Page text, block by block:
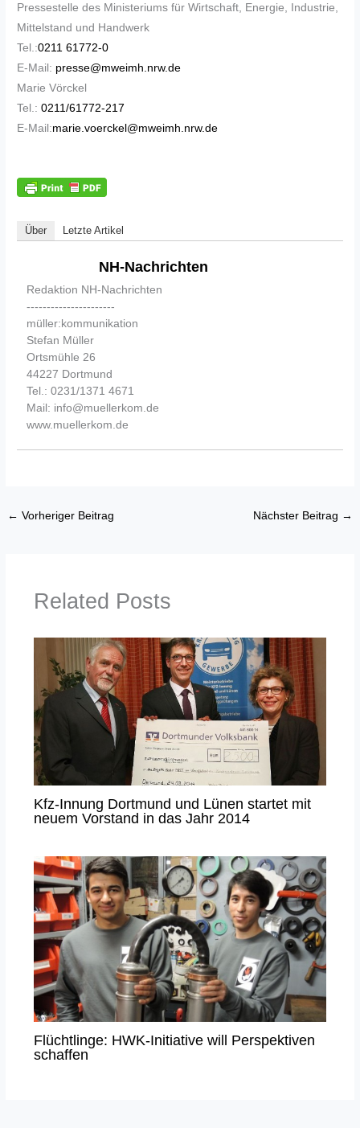
Pressestelle des Ministeriums für Wirtschaft, Energie, Industrie,
Mittelstand und Handwerk
Tel.:0211 61772-0
E-Mail: presse@mweimh.nrw.de
Marie Vörckel
Tel.:0211/61772-217
E-Mail:marie.voerckel@mweimh.nrw.de
Über Letzte Artikel
NH-Nachrichten
Redaktion NH-Nachrichten
----------------------
müller:kommunikation
Stefan Müller
Ortsmühle 26
44227 Dortmund
Tel.: 0231/1371 4671
Mail: info@muellerkom.de
www.muellerkom.de
← Vorheriger Beitrag Nächster Beitrag →
Related Posts
Kfz-Innung Dortmund und Lünen startet mit
neuem Vorstand in das Jahr 2014
Flüchtlinge: HWK-Initiative will Perspektiven
schaffen